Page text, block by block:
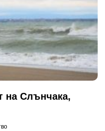
на Слънчака,